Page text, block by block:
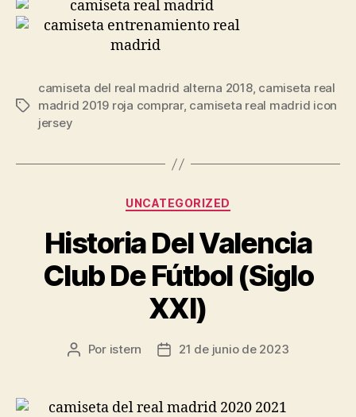
Etiquetas
camiseta del real madrid alterna 2018, camiseta real
madrid 2019 roja comprar, camiseta real madrid icon
jersey
Categorías
UNCATEGORIZED
Historia Del Valencia
Club De Fútbol (Siglo
XXI)
Autor
entrada
Por istern
Fecha
entrada
21 de junio de 2023